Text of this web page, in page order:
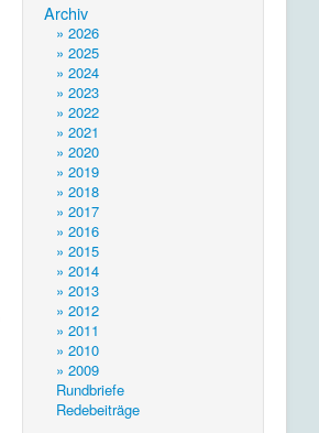
Archiv
» 2026
» 2025
» 2024
» 2023
» 2022
» 2021
» 2020
» 2019
» 2018
» 2017
» 2016
» 2015
» 2014
» 2013
» 2012
» 2011
» 2010
» 2009
Rundbriefe
Redebeiträge